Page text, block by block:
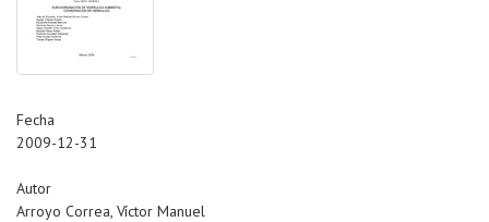
Fecha
2009-12-31
Autor
Arroyo Correa, Víctor Manuel